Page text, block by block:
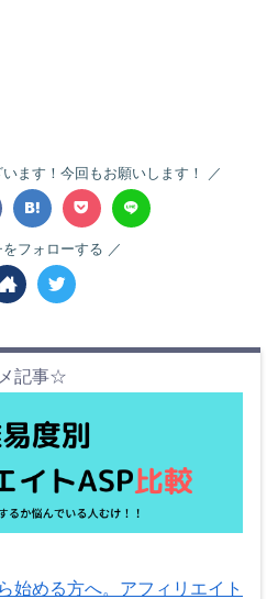
ます！今回もお願いします！
をフォローする
記事☆
始める方へ。アフィリエイト